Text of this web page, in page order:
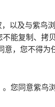
以及与紫鸟
能复制、拷
意，您不得
您同意紫鸟